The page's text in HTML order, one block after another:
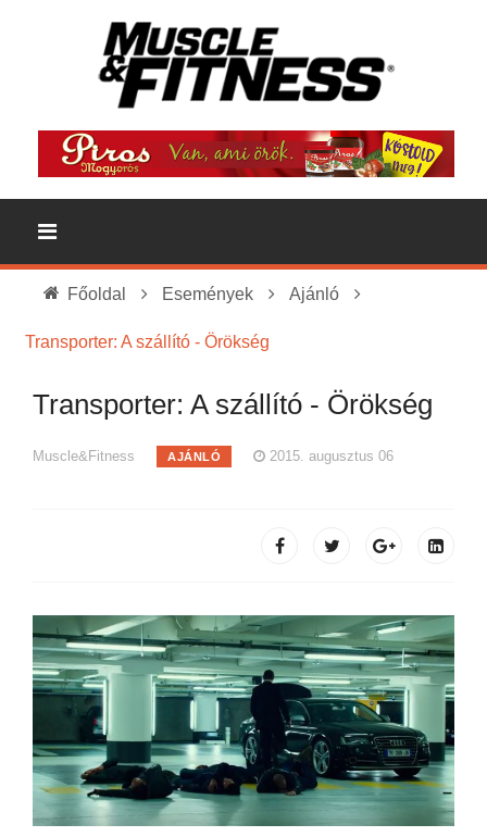
Főoldal Események Ajánló
Transporter: A szállító - Örökség
Transporter: A szállító - Örökség
Muscle&Fitness AJÁNLÓ 2015. augusztus 06